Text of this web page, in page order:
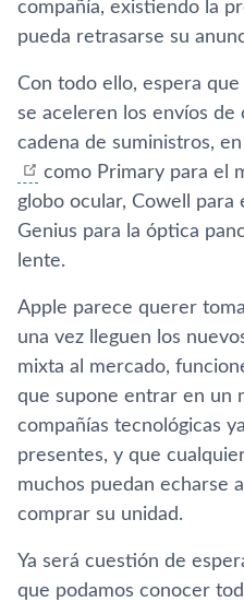
compañía, existiendo la
pueda retrasarse su
Con todo ello, espera
se aceleren los envíos de
cadena de suministros,
como Primary para el
globo ocular, Cowell para
Genius para la óptica
lente.
Apple parece querer
una vez lleguen los
mixta al mercado,
que supone entrar en un
compañías tecnológicas
presentes, y que
muchos puedan echarse
comprar su unidad.
Ya será cuestión de
que podamos conocer